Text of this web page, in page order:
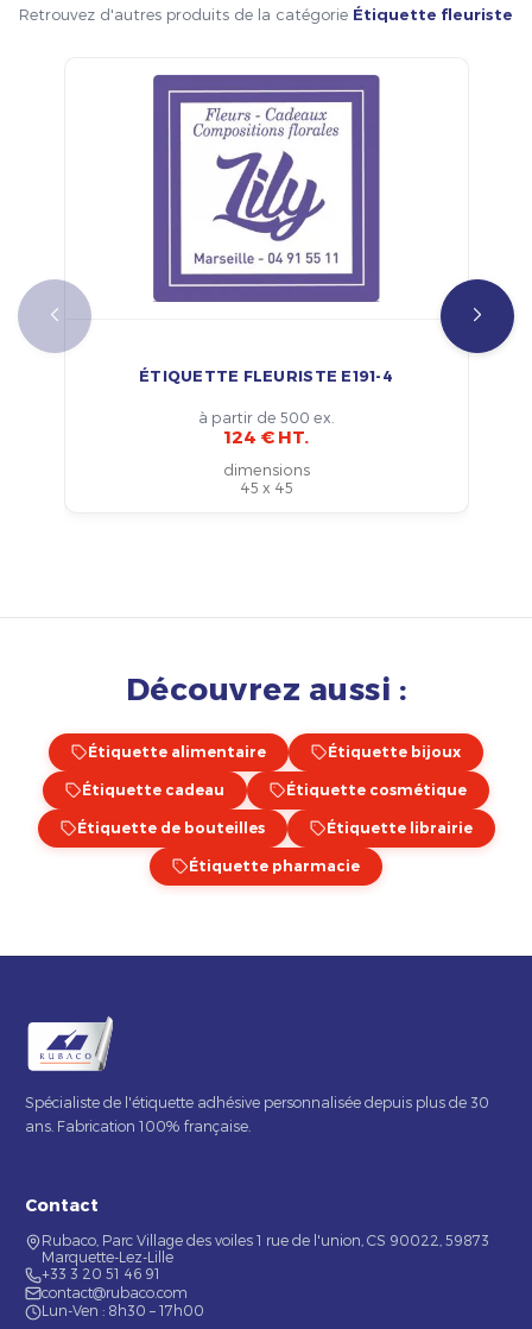
Retrouvez d'autres produits de la catégorie Étiquette fleuriste
ÉTIQUETTE FLEURISTE E191-4
à partir de 500 ex.
124 € HT.
dimensions
45 x 45
Découvrez aussi :
Étiquette alimentaire Étiquette bijoux
Étiquette cadeau Étiquette cosmétique
Étiquette de bouteilles Étiquette librairie
Étiquette pharmacie
Spécialiste de l'étiquette adhésive personnalisée depuis plus de 30
ans. Fabrication 100% française.
Contact
Rubaco, Parc Village des voiles 1 rue de l'union, CS 90022, 59873
Marquette-Lez-Lille
+33 3 20 51 46 91
contact@rubaco.com
Lun-Ven : 8h30 – 17h00